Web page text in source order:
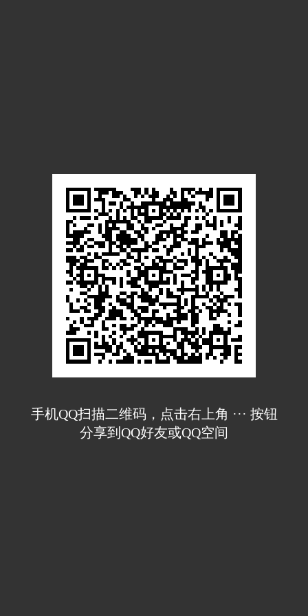
手机QQ扫描二维码，点击右上角 ··· 按钮
分享到QQ好友或QQ空间